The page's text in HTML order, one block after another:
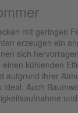
mit geringen
erzeugen ein
sich
kühlenden
aufgrund ihrer
ideal. Auch